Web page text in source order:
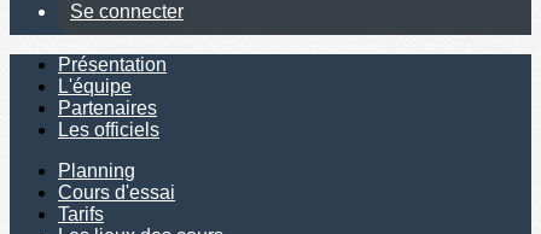
Se connecter
Présentation
L'équipe
Partenaires
Les officiels
Planning
Cours d'essai
Tarifs